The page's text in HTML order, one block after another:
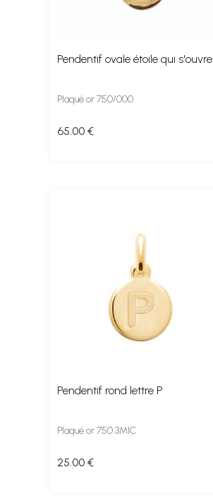
Pendentif ovale étoile qui s'ouvre
Plaqué or 750/000
65.00 €
Pendentif rond lettre P
Plaqué or 750 3MIC
25.00 €